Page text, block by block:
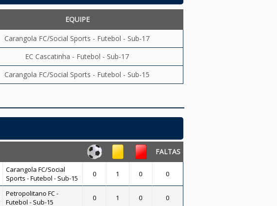
EQUIPE
Carangola FC/Social Sports - Futebol - Sub-17
EC Cascatinha - Futebol - Sub-17
Carangola FC/Social Sports - Futebol - Sub-15
FALTAS
Carangola FC/Social
Sports - Futebol - Sub-15
0 1 0 0
Petropolitano FC -
Futebol - Sub-15
0 1 0 0